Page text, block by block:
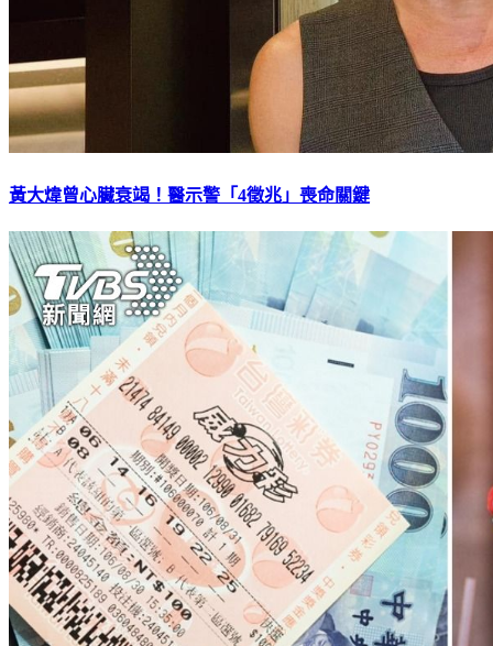
黃大煒曾心臟衰竭！醫示警「4徵兆」喪命關鍵